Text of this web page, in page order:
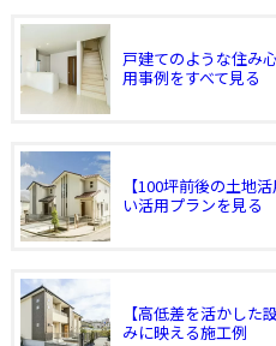
戸建てのような住み
用事例をすべて見る
【100坪前後の土地
い活用プランを見る
【高低差を活かした
みに映える施工例